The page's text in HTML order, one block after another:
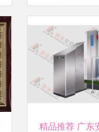
精品推荐 广东